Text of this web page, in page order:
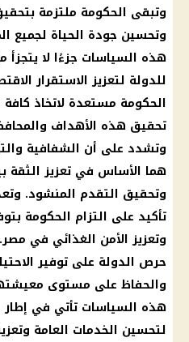
وتبقى الحكومة ملتزمة
وتحسين جودة الحياة لجميع
هذه السياسات جزءًا لا يتجزأ
للدولة لتعزيز الاستقرار
الحكومة مستعدة لاتخاذ كافة
تحقيق هذه الأهداف
وتشدد على أن الشفافية
هما الأساس في تعزيز الثقة
وتحقيق التقدم المنشود.
تأكيد على التزام الحكومة
وتعزيز الأمن الغذائي في
حرص الدولة على توفير
والحفاظ على مستوى
هذه السياسات تأتي في
لتحسين الخدمات العامة